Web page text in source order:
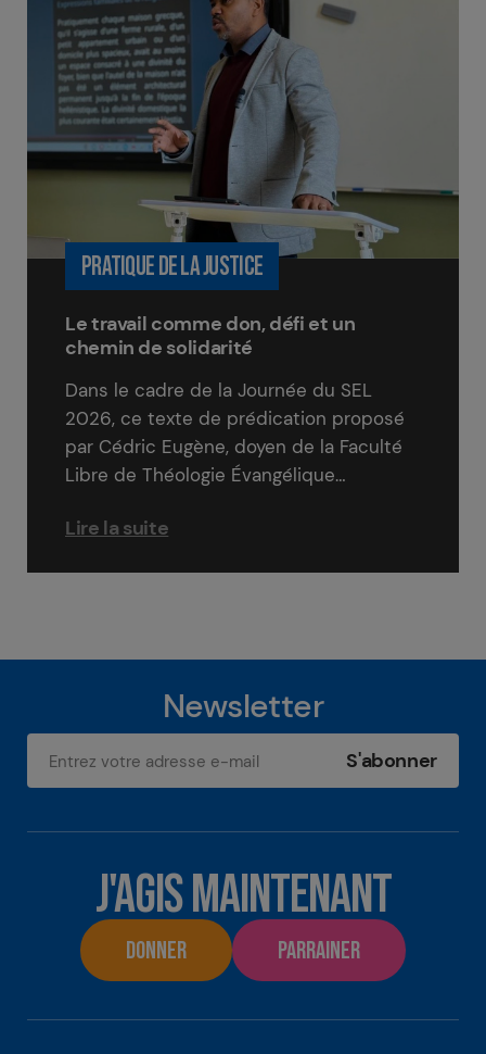
PRATIQUE DE LA JUSTICE
Le travail comme don, défi et un
chemin de solidarité
Dans le cadre de la Journée du SEL
2026, ce texte de prédication proposé
par Cédric Eugène, doyen de la Faculté
Libre de Théologie Évangélique…
Lire la suite
Newsletter
Adresse e-mail
J'AGIS MAINTENANT
DONNER PARRAINER